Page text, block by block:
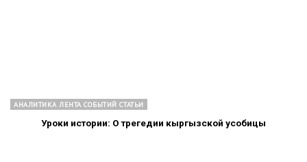
АНАЛИТИКА ЛЕНТА СОБЫТИЙ СТАТЬИ
Уроки истории: О трегедии кыргызской усобицы